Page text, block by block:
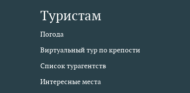
Туристам
Погода
Виртуальный тур по крепости
Список турагентств
Интересные места